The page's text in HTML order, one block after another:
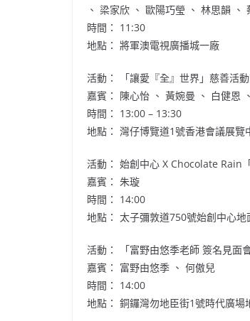
、 梁家欣 、 歐陽巧瑩 、 林思韻
時間： 11:30
地點： 將軍澳電視廣播城一廠
活動： 「讓愛『全』世界」慈善活
嘉賓： 陳心怡 、 黃婉曼 、 白健恩
時間： 13:00 – 13:30
地點： 灣仔博覽道1號香港會議展覽
活動： 始創中心 X Chocolate Rain
嘉賓： 朱璇
時間： 14:00
地點： 太子彌敦道750號始創中心地
活動： 「富野由悠季老師 簽名見面
嘉賓： 富野由悠季 、 何傲兒
時間： 14:00
地點： 銅鑼灣勿地臣街1號時代廣場